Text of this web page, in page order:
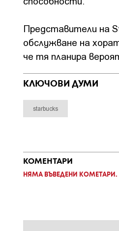
Представители на
обслужване на
че тя планира
КЛЮЧОВИ ДУМИ
starbucks
КОМЕНТАРИ
НЯМА ВЪВЕДЕНИ КОМЕТАРИ.